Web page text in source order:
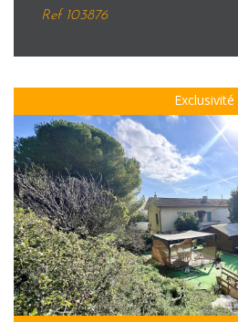
Ref103876
Exclusivité